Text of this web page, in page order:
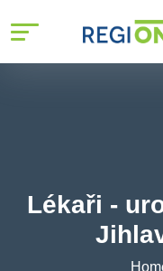
Lékaři -